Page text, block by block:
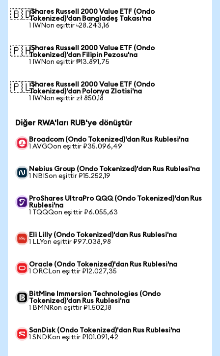
🇧🇩iShares Russell 2000 Value ETF (Ondo
Tokenized)'dan Bangladeş Takası'na
1 IWNon eşittir ৳28.243,16
🇵🇭iShares Russell 2000 Value ETF (Ondo
Tokenized)'dan Filipin Pezosu'na
1 IWNon eşittir ₱13.891,75
🇵🇱iShares Russell 2000 Value ETF (Ondo
Tokenized)'dan Polonya Zlotisi'na
1 IWNon eşittir zł 850,18
Diğer RWA'ları RUB'ye dönüştür
Broadcom (Ondo Tokenized)'dan Rus Rublesi'na
1 AVGOon eşittir ₽35.096,49
Nebius Group (Ondo Tokenized)'dan Rus Rublesi'na
1 NBISon eşittir ₽15.252,19
ProShares UltraPro QQQ (Ondo Tokenized)'dan Rus
Rublesi'na
1 TQQQon eşittir ₽6.055,63
Eli Lilly (Ondo Tokenized)'dan Rus Rublesi'na
1 LLYon eşittir ₽97.038,98
Oracle (Ondo Tokenized)'dan Rus Rublesi'na
1 ORCLon eşittir ₽12.027,35
BitMine Immersion Technologies (Ondo
Tokenized)'dan Rus Rublesi'na
1 BMNRon eşittir ₽1.502,18
SanDisk (Ondo Tokenized)'dan Rus Rublesi'na
1 SNDKon eşittir ₽101.091,42